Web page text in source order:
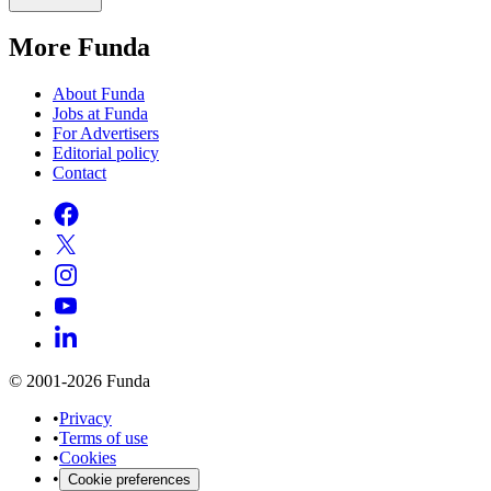
More Funda
About Funda
Jobs at Funda
For Advertisers
Editorial policy
Contact
© 2001-2026 Funda
•Privacy
•Terms of use
•Cookies
• Cookie preferences